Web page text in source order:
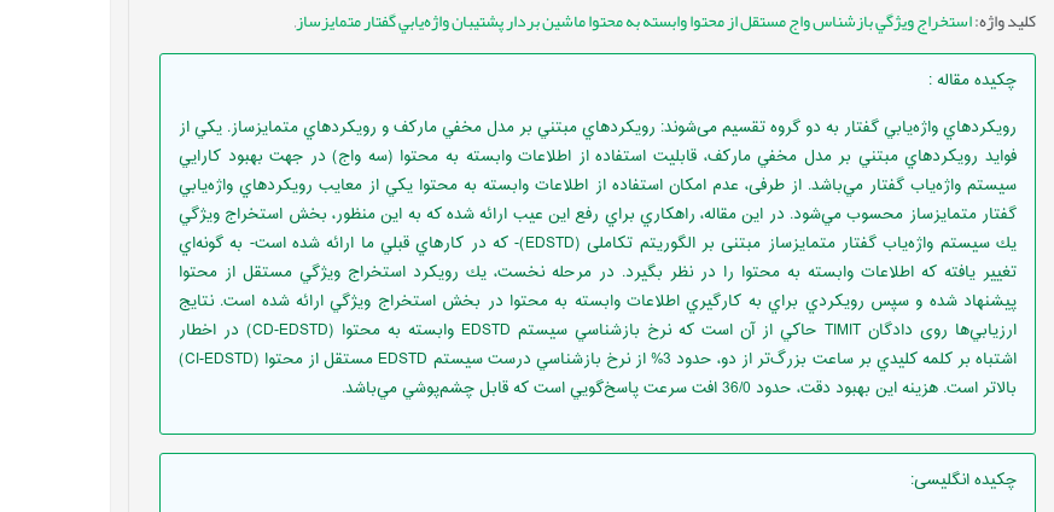
کلید واژه:استخراج ويژگي بازشناس واج مستقل از محتوا وابسته به محتوا ماشين بردار پشتيبان واژه‌يابي گفتار متمايزساز,
چکیده مقاله:
رويكردهاي واژه‌يابي گفتار به دو گروه تقسيم می‌شوند: رويكردهاي مبتني بر مدل مخفي ماركف و رويكردهاي متمايزساز. يكي از
فوايد رويكردهاي مبتني بر مدل مخفي ماركف، قابليت استفاده از اطلاعات وابسته به محتوا (سه واج) در جهت بهبود كارايي
سيستم واژه‌ياب گفتار مي‌باشد. از طرفی، عدم امكان استفاده از اطلاعات وابسته به محتوا يكي از معایب رويكردهاي واژه‌يابي
گفتار متمايزساز محسوب مي‌شود. در اين مقاله، راهكاري براي رفع اين عیب ارائه شده که به اين منظور، بخش استخراج ويژگي
يك سيستم واژه‌ياب گفتار متمايزساز مبتنی بر الگوریتم تکاملی (EDSTD)- كه در كارهاي قبلي ما ارائه شده است- به گونه‌اي
تغيير یافته كه اطلاعات وابسته به محتوا را در نظر بگيرد. در مرحله نخست،‌ يك رويكرد استخراج ويژگي مستقل از محتوا
پيشنهاد شده و سپس رويكردي براي به كارگيري اطلاعات وابسته به محتوا در بخش استخراج ويژگي ارائه شده است. نتايج
ارزيابي‌ها روی دادگان TIMIT حاكي از آن است كه نرخ بازشناسي سيستم EDSTD وابسته به محتوا (CD-EDSTD) در اخطار
اشتباه بر كلمه كليدي بر ساعت بزرگ‌تر از دو، حدود 3% از نرخ بازشناسي درست سيستم EDSTD مستقل از محتوا (CI-EDSTD)
بالاتر است. هزينه اين بهبود دقت، حدود 36/0 افت سرعت پاسخ‌گويي است كه قابل چشم‌پوشي مي‌باشد.
چکیده انگلیسی: